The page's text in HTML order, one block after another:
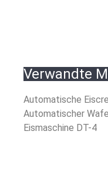
Verwandte
Automatische
Automatischer
Eismaschine DT-4